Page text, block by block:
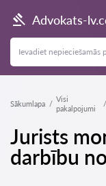
Advokats-
Sākumlapa
Visi
pakalpojumi
Jurists
darbību